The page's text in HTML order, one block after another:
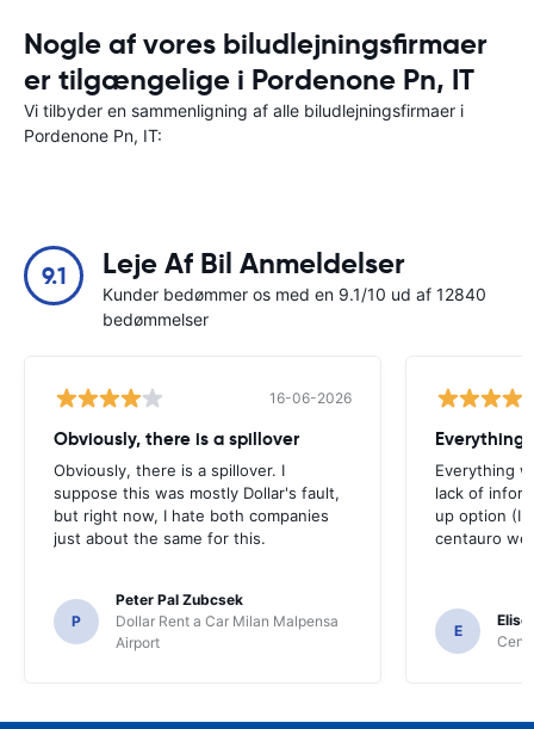
Nogle af vores biludlejningsfirmaer
er tilgængelige i Pordenone Pn, IT
Vi tilbyder en sammenligning af alle biludlejningsfirmaer i
Pordenone Pn, IT:
9.1 Leje Af Bil Anmeldelser
Kunder bedømmer os med en 9.1/10 ud af 12840
bedømmelser
16-06-2026
Obviously, there is a spillover
Obviously, there is a spillover. I
suppose this was mostly Dollar's fault,
but right now, I hate both companies
just about the same for this.
P
Peter Pal Zubcsek
Dollar Rent a Car Milan Malpensa
Airport
Everything
Everything
lack of
up option (I
centauro
E